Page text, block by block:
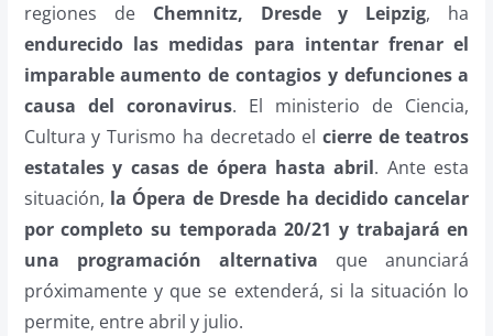
regiones de Chemnitz, Dresde y Leipzig, ha
endurecido las medidas para intentar frenar el
imparable aumento de contagios y defunciones a
causa del coronavirus. El ministerio de Ciencia,
Cultura y Turismo ha decretado el cierre de teatros
estatales y casas de ópera hasta abril. Ante esta
situación, la Ópera de Dresde ha decidido cancelar
por completo su temporada 20/21 y trabajará en
una programación alternativa que anunciará
próximamente y que se extenderá, si la situación lo
permite, entre abril y julio.